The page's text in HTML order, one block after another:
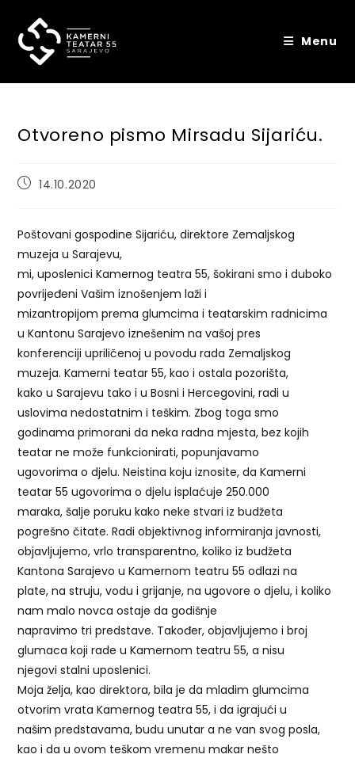
content
Menu
Otvoreno pismo Mirsadu Sijariću.
Post14.10.2020
Poštovani gospodine Sijariću, direktore Zemaljskog
muzeja u Sarajevu,
mi, uposlenici Kamernog teatra 55, šokirani smo i duboko
povrijeđeni Vašim iznošenjem laži i
mizantropijom prema glumcima i teatarskim radnicima
u Kantonu Sarajevo iznešenim na vašoj pres
konferenciji upriličenoj u povodu rada Zemaljskog
muzeja. Kamerni teatar 55, kao i ostala pozorišta,
kako u Sarajevu tako i u Bosni i Hercegovini, radi u
uslovima nedostatnim i teškim. Zbog toga smo
godinama primorani da neka radna mjesta, bez kojih
teatar ne može funkcionirati, popunjavamo
ugovorima o djelu. Neistina koju iznosite, da Kamerni
teatar 55 ugovorima o djelu isplaćuje 250.000
maraka, šalje poruku kako neke stvari iz budžeta
pogrešno čitate. Radi objektivnog informiranja javnosti,
objavljujemo, vrlo transparentno, koliko iz budžeta
Kantona Sarajevo u Kamernom teatru 55 odlazi na
plate, na struju, vodu i grijanje, na ugovore o djelu, i koliko
nam malo novca ostaje da godišnje
napravimo tri predstave. Također, objavljujemo i broj
glumaca koji rade u Kamernom teatru 55, a nisu
njegovi stalni uposlenici.
Moja želja, kao direktora, bila je da mladim glumcima
otvorim vrata Kamernog teatra 55, i da igrajući u
našim predstavama, budu unutar a ne van svog posla,
kao i da u ovom teškom vremenu makar nešto